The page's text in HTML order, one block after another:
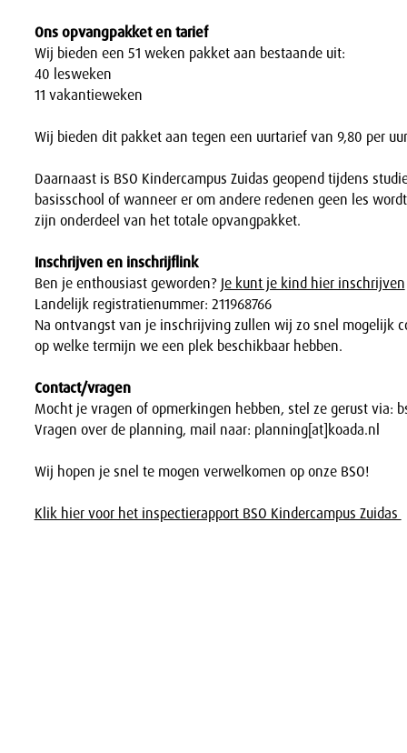
Ons opvangpakket en tarief
Wij bieden een 51 weken pakket aan bestaande uit:
40 lesweken
11 vakantieweken
Wij bieden dit pakket aan tegen een uurtarief van 9,80 per
Daarnaast is BSO Kindercampus Zuidas geopend tijdens
basisschool of wanneer er om andere redenen geen les
zijn onderdeel van het totale opvangpakket.
Inschrijven en inschrijflink
Ben je enthousiast geworden? Je kunt je kind hier inschrijven
Landelijk registratienummer: 211968766
Na ontvangst van je inschrijving zullen wij zo snel mogelijk
op welke termijn we een plek beschikbaar hebben.
Contact/vragen
Mocht je vragen of opmerkingen hebben, stel ze gerust via:
Vragen over de planning, mail naar: planning[at]koada.nl
Wij hopen je snel te mogen verwelkomen op onze BSO!
Klik hier voor het inspectierapport BSO Kindercampus Zuidas